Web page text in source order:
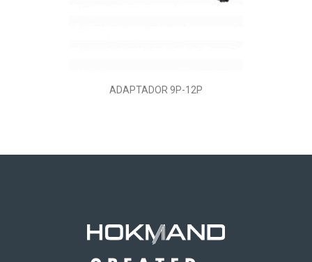
ADAPTADOR 9P-12P